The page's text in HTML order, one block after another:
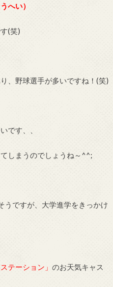
へい）
(笑)
、野球選手が多いですね！ (笑)
です、、
しまうのでしょうね～ ^^;
うですが、大学進学をきっかけ
ステーション」 のお天気キャス